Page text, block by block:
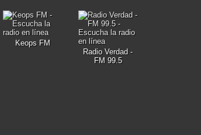
Keops FM
Radio Verdad -
FM 99.5